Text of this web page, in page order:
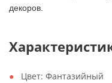
декоров.
Цвет: Фантазийный